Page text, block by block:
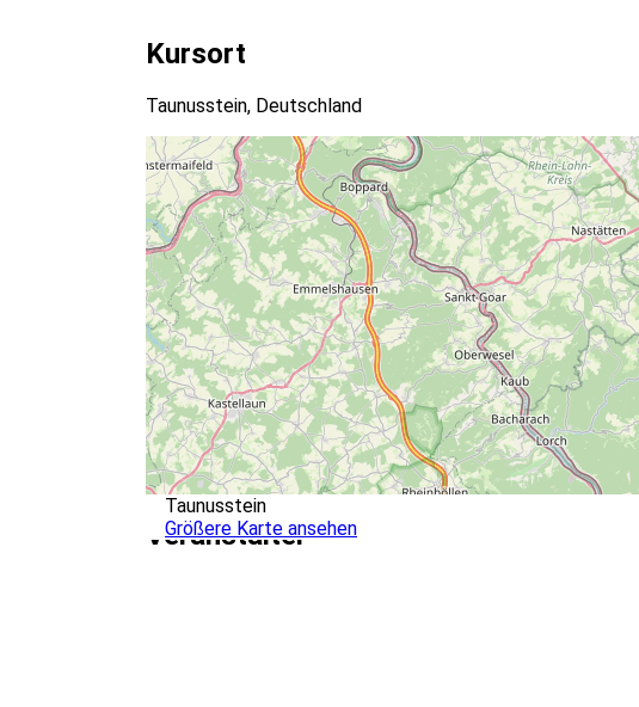
Kursort
Taunusstein, Deutschland
Taunusstein
Größere Karte ansehen
Veranstalter